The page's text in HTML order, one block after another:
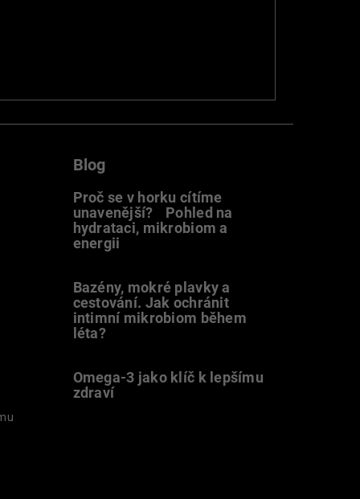
Blog
Proč se v horku cítíme
unavenější? Pohled na
hydrataci, mikrobiom a
energii
Bazény, mokré plavky a
cestování. Jak ochránit
intimní mikrobiom během
léta?
Omega-3 jako klíč k lepšímu
zdraví